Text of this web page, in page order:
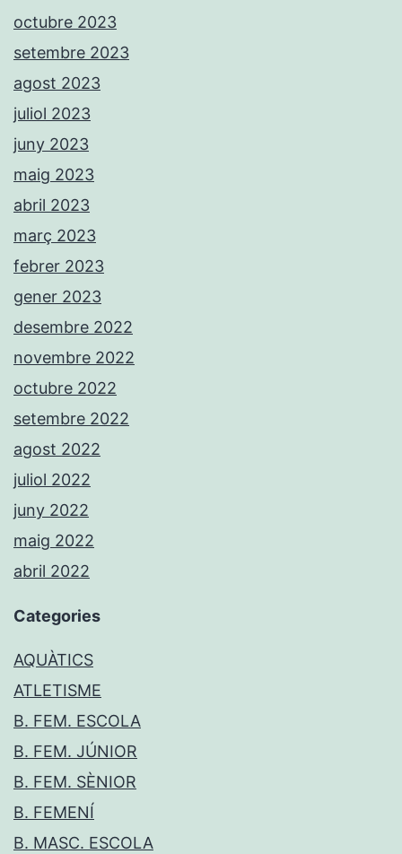
octubre 2023
setembre 2023
agost 2023
juliol 2023
juny 2023
maig 2023
abril 2023
març 2023
febrer 2023
gener 2023
desembre 2022
novembre 2022
octubre 2022
setembre 2022
agost 2022
juliol 2022
juny 2022
maig 2022
abril 2022
Categories
AQUÀTICS
ATLETISME
B. FEM. ESCOLA
B. FEM. JÚNIOR
B. FEM. SÈNIOR
B. FEMENÍ
B. MASC. ESCOLA